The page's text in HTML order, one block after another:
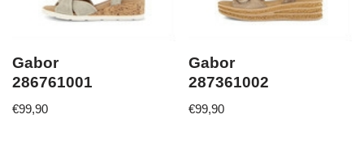
Gabor
286761001
€99,90
Gabor
287361002
€99,90